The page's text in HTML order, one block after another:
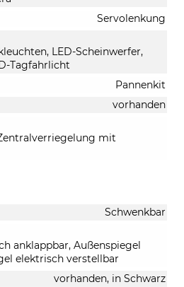
Servolenkung
LED-Scheinwerfer,
Tagfahrlicht
Pannenkit
vorhanden
mit
Schwenkbar
anklappbar, Außenspiegel
elektrisch verstellbar
vorhanden, in Schwarz